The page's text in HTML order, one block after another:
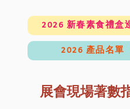
2026 新春素食禮盒
2026 產品名單
展會現場著數